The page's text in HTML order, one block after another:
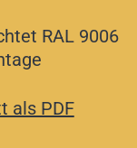
RAL 9006
als PDF